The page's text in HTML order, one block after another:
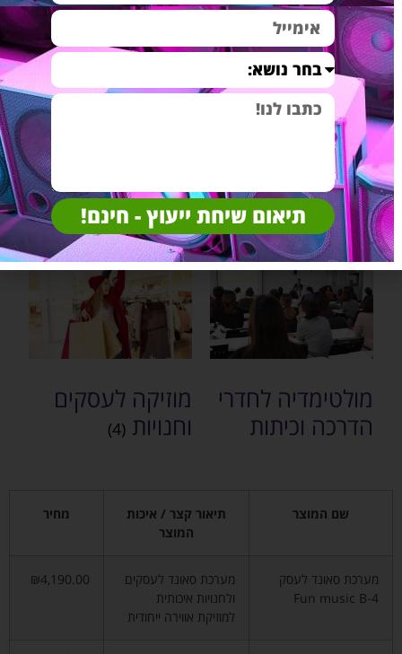
מערכות סאונד
למסעדות ובתי
קפה(4)
מולטימדיה לחדרי
הדרכה וכיתות
מוזיקה לעסקים
וחנויות (4)
שם המוצר
תיאור קצר / איכות
המוצר
מחיר
מערכת סאונד לעסק
Fun music B-4
מערכת סאונד לעסקים
ולחנויות איכותית
למוזיקת אווירה ייחודית
₪4,190.00
תיאום שיחת ייעוץ - חינם!